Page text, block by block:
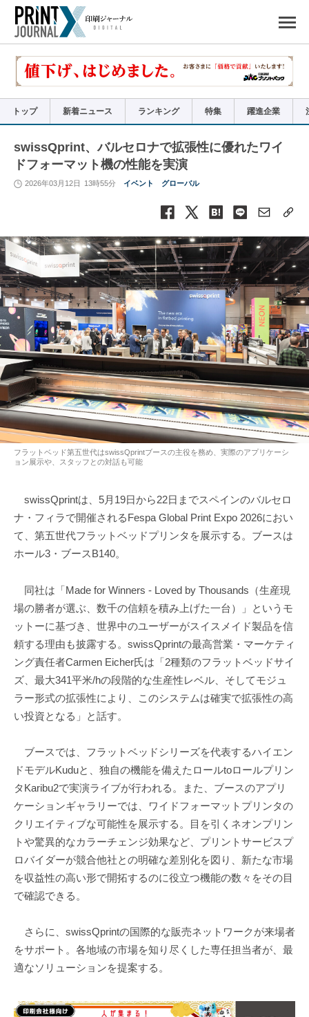
で
リ
トップ 新着ニュース ランキング 特集 躍進企業
swissQprint、バルセロナで拡張性に優れたワイ
ドフォーマット機の性能を実演
2026年03月12日 13時55分 イベント グローバル
フラットベッド第五世代はswissQprintブースの主役を務め、実際のアプリケーシ
ョン展⽰や、スタッフとの対話も可能
swissQprintは、5月19日から22日までスペインのバルセロ
ナ・フィラで開催されるFespa Global Print Expo 2026におい
て、第五世代フラットベッドプリンタを展示する。ブースは
ホール3・ブースB140。
同社は「Made for Winners - Loved by Thousands（生産現
場の勝者が選ぶ、数千の信頼を積み上げた一台）」というモ
ットーに基づき、世界中のユーザーがスイスメイド製品を信
頼する理由も披露する。swissQprintの最高営業・マーケティ
ング責任者Carmen Eicher氏は「2種類のフラットベッドサイ
ズ、最大341平米/hの段階的な生産性レベル、そしてモジュ
ラー形式の拡張性により、このシステムは確実で拡張性の高
い投資となる」と話す。
ブースでは、フラットベッドシリーズを代表するハイエン
ドモデルKuduと、独自の機能を備えたロールtoロールプリン
タKaribu2で実演ライブが行われる。また、ブースのアプリ
ケーションギャラリーでは、ワイドフォーマットプリンタの
クリエイティブな可能性を展示する。目を引くネオンプリン
トや驚異的なカラーチェンジ効果など、プリントサービスプ
ロバイダーが競合他社との明確な差別化を図り、新たな市場
を収益性の高い形で開拓するのに役立つ機能の数々をその目
で確認できる。
さらに、swissQprintの国際的な販売ネットワークが来場者
をサポート。各地域の市場を知り尽くした専任担当者が、最
適なソリューションを提案する。